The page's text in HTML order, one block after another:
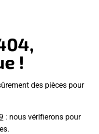
!
des pièces pour
: nous vérifierons pour